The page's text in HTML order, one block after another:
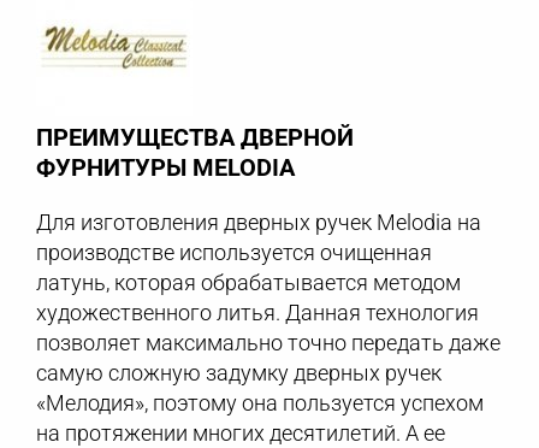
ПРЕИМУЩЕСТВА ДВЕРНОЙ
ФУРНИТУРЫ MELODIA
Для изготовления дверных ручек Melodia на
производстве используется очищенная
латунь, которая обрабатывается методом
художественного литья. Данная технология
позволяет максимально точно передать даже
самую сложную задумку дверных ручек
«Мелодия», поэтому она пользуется успехом
на протяжении многих десятилетий. А ее